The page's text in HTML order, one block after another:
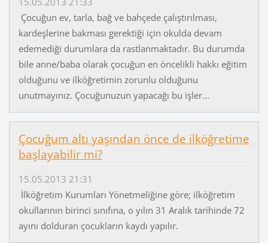
Çocuğun ev, tarla, bağ ve bahçede çalıştırılması,
kardeşlerine bakması gerektiği için okulda devam
edemediği durumlara da rastlanmaktadır. Bu durumda
bile anne/baba olarak çocuğun en öncelikli hakkı eğitim
olduğunu ve ilköğretimin zorunlu olduğunu
unutmayınız. Çocuğunuzun yapacağı bu işler...
Çocuğum altı yaşından önce de ilköğretime
başlayabilir mi?
15.05.2013 21:31
İlköğretim Kurumları Yönetmeliğine göre; ilköğretim
okullarının birinci sınıfına, o yılın 31 Aralık tarihinde 72
ayını dolduran çocukların kaydı yapılır.